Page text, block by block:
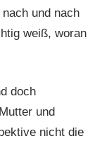
und nach
weiß, woran
doch
und
nicht die